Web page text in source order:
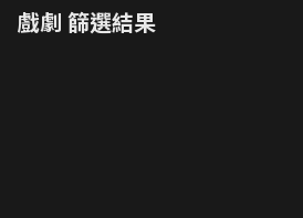
戲劇 篩選結果